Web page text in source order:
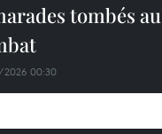
tombés au
00:30